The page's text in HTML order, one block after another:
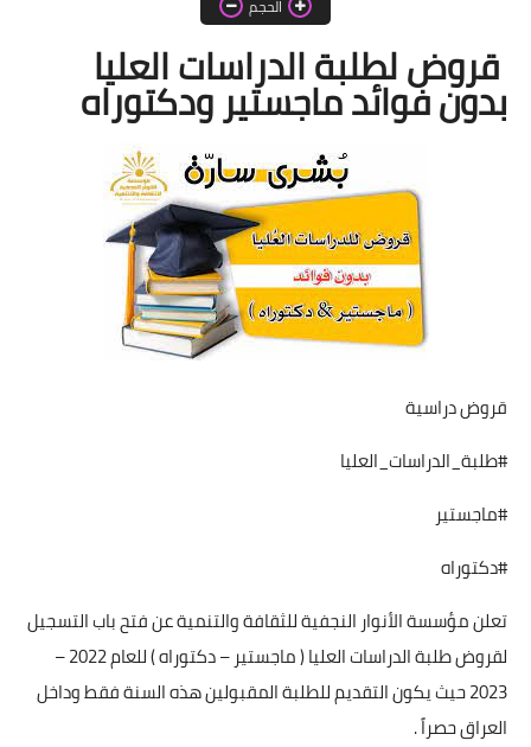
اخبار الطلبة
الاخبار العامة
الحجم
قروض لطلبة الدراسات العليا
بدون فوائد ماجستير ودكتوراه
قروض دراسية
#طلبة_الدراسات_العليا
#ماجستير
#دكتوراه
تعلن مؤسسة الأنوار النجفية للثقافة والتنمية عن فتح باب التسجيل
لقروض طلبة الدراسات العليا ( ماجستير – دكتوراه ) للعام 2022 –
2023 حيث يكون التقديم للطلبة المقبولين هذه السنة فقط وداخل
العراق حصراً .